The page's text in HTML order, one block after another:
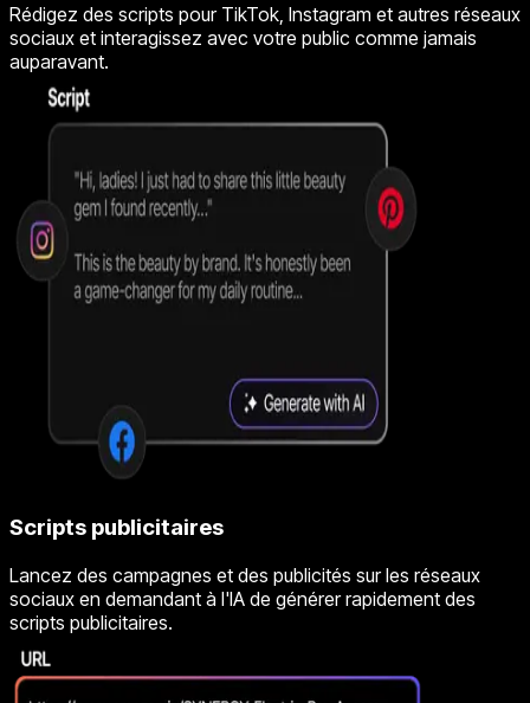
Rédigez des scripts pour TikTok, Instagram et autres réseaux
sociaux et interagissez avec votre public comme jamais
auparavant.
Scripts publicitaires
Lancez des campagnes et des publicités sur les réseaux
sociaux en demandant à l'IA de générer rapidement des
scripts publicitaires.